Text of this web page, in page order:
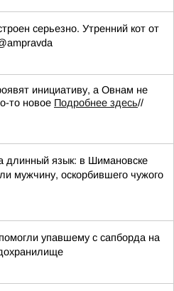
серьезно. Утренний кот от
инициативу, а Овнам не
то новое Подробнее здесь//
длинный язык: в Шимановске
мужчину, оскорбившего чужого
упавшему с сапборда на